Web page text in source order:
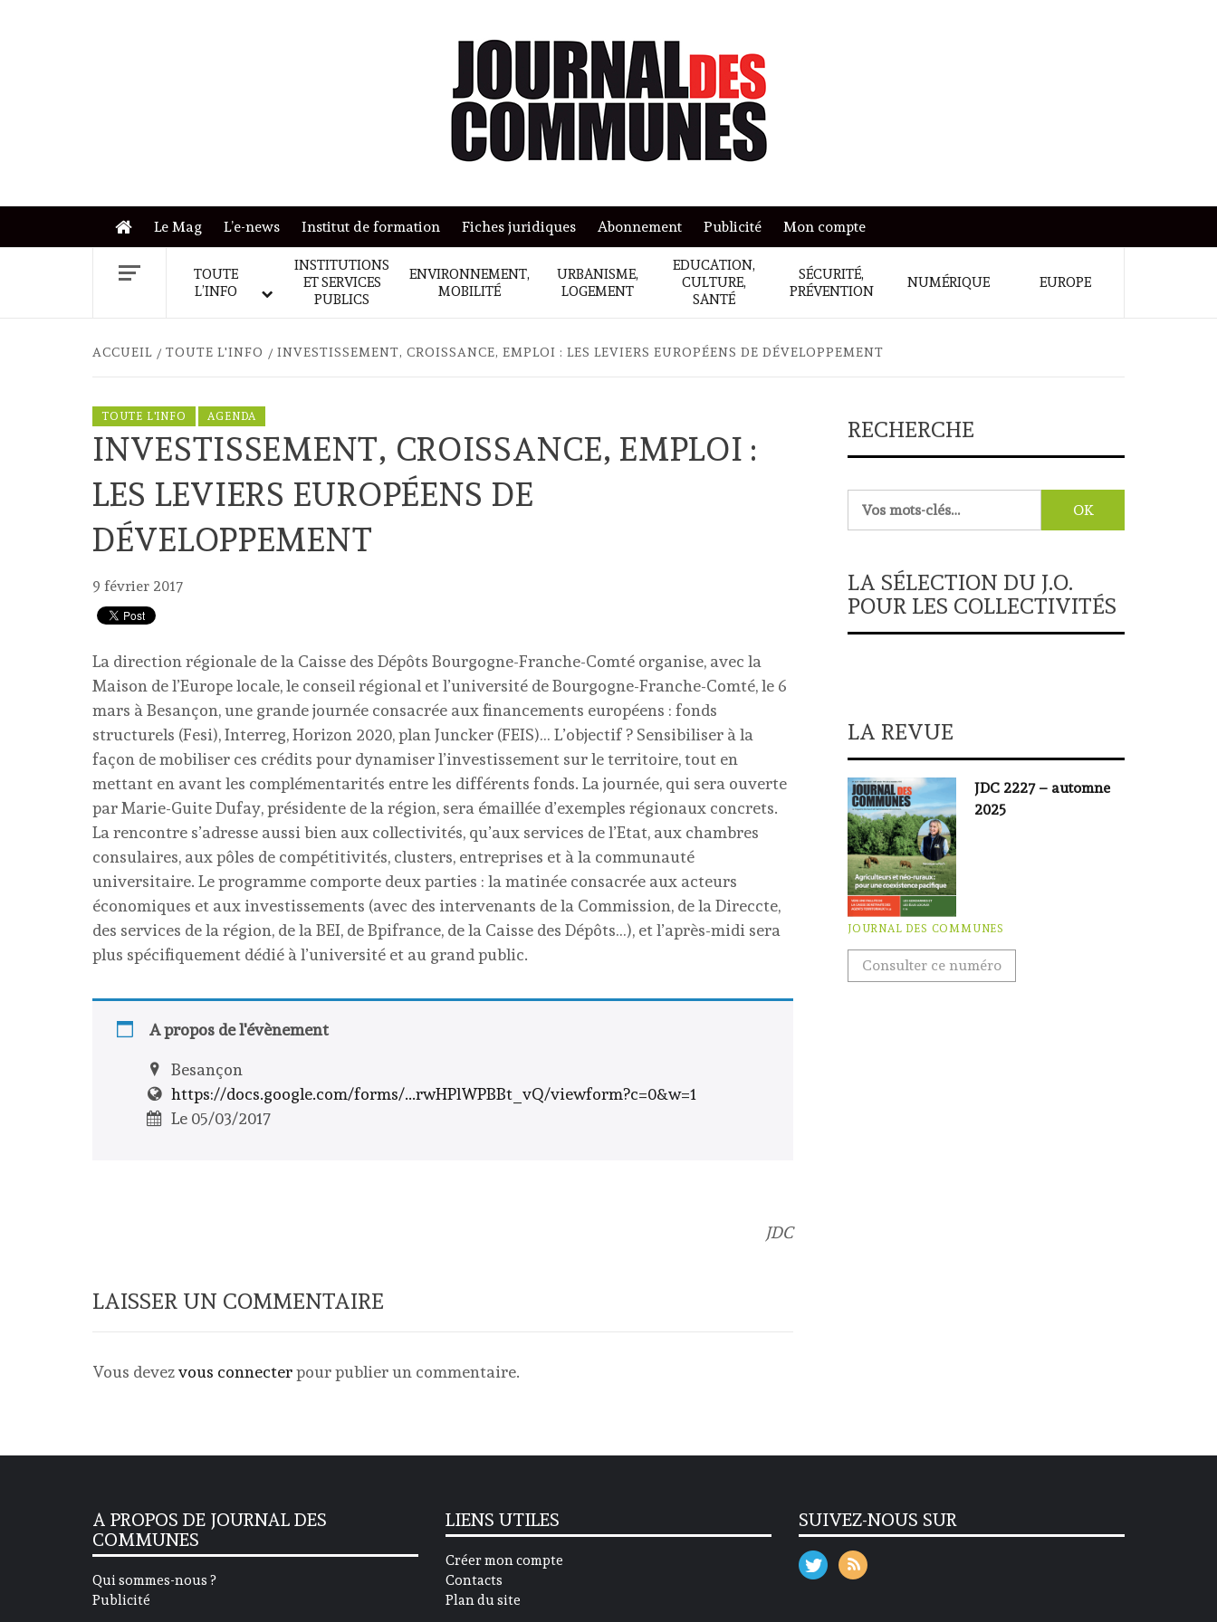
Le Mag L’e-news Institut de formation Fiches juridiques Abonnement Publicité Mon compte
TOUTE
L’INFO
INSTITUTIONS
ET SERVICES
PUBLICS
ENVIRONNEMENT,
MOBILITÉ
URBANISME,
LOGEMENT
EDUCATION,
CULTURE,
SANTÉ
SÉCURITÉ,
PRÉVENTION
NUMÉRIQUE EUROPE
ACCUEIL TOUTE L'INFO INVESTISSEMENT, CROISSANCE, EMPLOI : LES LEVIERS EUROPÉENS DE DÉVELOPPEMENT
TOUTE L'INFO AGENDA
INVESTISSEMENT, CROISSANCE, EMPLOI :
LES LEVIERS EUROPÉENS DE
DÉVELOPPEMENT
9 février 2017
La direction régionale de la Caisse des Dépôts Bourgogne-Franche-Comté organise, avec la
Maison de l’Europe locale, le conseil régional et l’université de Bourgogne-Franche-Comté, le 6
mars à Besançon, une grande journée consacrée aux financements européens : fonds
structurels (Fesi), Interreg, Horizon 2020, plan Juncker (FEIS)… L’objectif ? Sensibiliser à la
façon de mobiliser ces crédits pour dynamiser l’investissement sur le territoire, tout en
mettant en avant les complémentarités entre les différents fonds. La journée, qui sera ouverte
par Marie-Guite Dufay, présidente de la région, sera émaillée d’exemples régionaux concrets.
La rencontre s’adresse aussi bien aux collectivités, qu’aux services de l’Etat, aux chambres
consulaires, aux pôles de compétitivités, clusters, entreprises et à la communauté
universitaire. Le programme comporte deux parties : la matinée consacrée aux acteurs
économiques et aux investissements (avec des intervenants de la Commission, de la Direccte,
des services de la région, de la BEI, de Bpifrance, de la Caisse des Dépôts…), et l’après-midi sera
plus spécifiquement dédié à l’université et au grand public.
A propos de l'évènement
Besançon
https://docs.google.com/forms/...rwHPlWPBBt_vQ/viewform?c=0&w=1
Le 05/03/2017
JDC
LAISSER UN COMMENTAIRE
Vous devezvous connecterpour publier un commentaire.
RECHERCHE
LA SÉLECTION DU J.O.
POUR LES COLLECTIVITÉS
LA REVUE
JDC 2227 – automne
2025
JOURNAL DES COMMUNES
Consulter ce numéro
A PROPOS DE JOURNAL DES
COMMUNES
Qui sommes-nous ?
Publicité
LIENS UTILES
Créer mon compte
Contacts
Plan du site
SUIVEZ-NOUS SUR